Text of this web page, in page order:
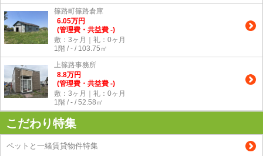
篠路町篠路倉庫
6.05万円
(管理費・共益費 -)
敷：3ヶ月｜礼：0ヶ月
1階 / - / 103.75㎡
上篠路事務所
8.8万円
(管理費・共益費 -)
敷：3ヶ月｜礼：0ヶ月
1階 / - / 52.58㎡
こだわり特集
ペットと一緒賃貸物件特集